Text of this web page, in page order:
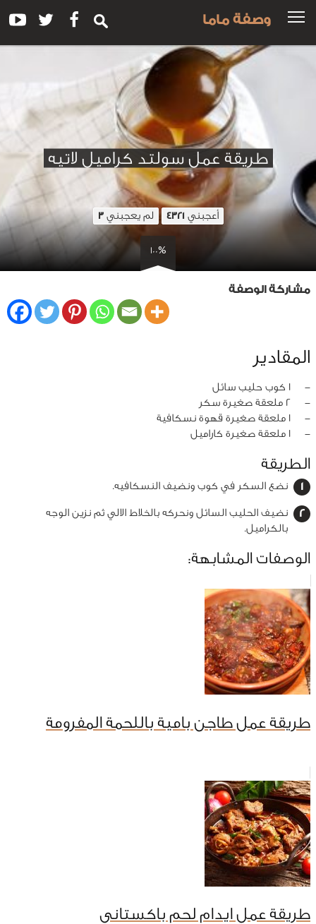
وصفة ماما
طريقة عمل سولتد كراميل لاتيه
أعجبني 4321 لم يعجبني3
100%
مشاركة الوصفة
المقادير
‏-
1 كوب حليب سائل
‏-
2 ملعقة صغيرة سكر
‏-
1 ملعقة صغيرة قهوة نسكافية
‏-
1 ملعقة صغيرة كاراميل
الطريقة
نضع السكر في كوب ونضيف النسكافيه.
نضيف الحليب السائل ونحركه بالخلاط الالي ثم نزين الوجه
بالكراميل.
الوصفات المشابهة:
طريقة عمل طاجن بامية باللحمة المفرومة
طريقة عمل ايدام لحم باكستاني